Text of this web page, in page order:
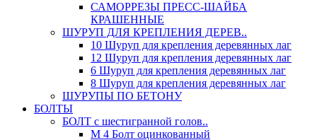
САМОРРЕЗЫ ПРЕСС-ШАЙБА
КРАШЕННЫЕ
ШУРУП ДЛЯ КРЕПЛЕНИЯ ДЕРЕВ..
10 Шуруп для крепления деревянных лаг
12 Шуруп для крепления деревянных лаг
6 Шуруп для крепления деревянных лаг
8 Шуруп для крепления деревянных лаг
ШУРУПЫ ПО БЕТОНУ
БОЛТЫ
БОЛТ с шестигранной голов..
М 4 Болт оцинкованный